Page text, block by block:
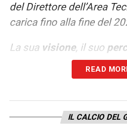
del Direttore dell’Area
carica fino alla fine del
La sua visione, il suo
trasversalitàsaranno
fondamentale per il
COMOLLI – «Sono felice
François nella nostra
READ
IL CALCIO DEL